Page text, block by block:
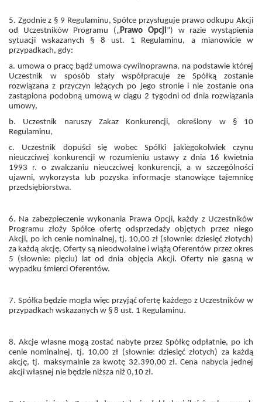
5. Zgodnie z § 9 Regulaminu, Spółce przysługuje prawo odkupu Akcji
od Uczestników Programu („Prawo Opcji”) w razie wystąpienia
sytuacji wskazanych § 8 ust. 1 Regulaminu, a mianowicie w
przypadkach, gdy:
a. umowa o pracę bądź umowa cywilnoprawna, na podstawie której
Uczestnik w sposób stały współpracuje ze Spółką zostanie
rozwiązana z przyczyn leżących po jego stronie i nie zostanie ona
zastąpiona podobną umową w ciągu 2 tygodni od dnia rozwiązania
umowy,
b. Uczestnik naruszy Zakaz Konkurencji, określony w § 10
Regulaminu,
c. Uczestnik dopuści się wobec Spółki jakiegokolwiek czynu
nieuczciwej konkurencji w rozumieniu ustawy z dnia 16 kwietnia
1993 r. o zwalczaniu nieuczciwej konkurencji, a w szczególności
ujawni, wykorzysta lub pozyska informacje stanowiące tajemnicę
przedsiębiorstwa.
6. Na zabezpieczenie wykonania Prawa Opcji, każdy z Uczestników
Programu złoży Spółce ofertę odsprzedaży objętych przez niego
Akcji, po ich cenie nominalnej, tj. 10,00 zł (słownie: dziesięć złotych)
za każdą akcję. Oferty są nieodwołalne i wiążą Oferentów przez okres
5 (słownie: pięciu) lat od dnia objęcia Akcji. Oferty nie gasną w
wypadku śmierci Oferentów.
7. Spółka będzie mogła więc przyjąć ofertę każdego z Uczestników w
przypadkach wskazanych w § 8 ust. 1 Regulaminu.
8. Akcje własne mogą zostać nabyte przez Spółkę odpłatnie, po ich
cenie nominalnej, tj. 10,00 zł (słownie: dziesięć złotych) za każdą
akcję, tj. maksymalnie za kwotę 32.390,00 zł. Cena nabycia jednej
akcji własnej nie będzie niższa niż 0,10 zł.